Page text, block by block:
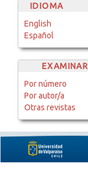
IDIOMA
English
Español
EXAMINAR
Por número
Por autor/a
Otras revistas